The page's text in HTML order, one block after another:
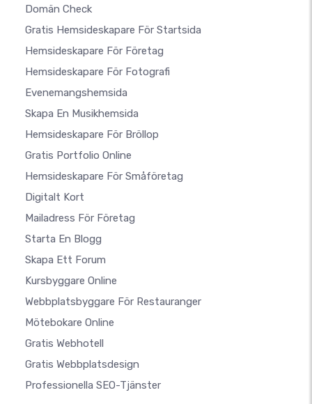
Domän Check
Gratis Hemsideskapare För Startsida
Hemsideskapare För Företag
Hemsideskapare För Fotografi
Evenemangshemsida
Skapa En Musikhemsida
Hemsideskapare För Bröllop
Gratis Portfolio Online
Hemsideskapare För Småföretag
Digitalt Kort
Mailadress För Företag
Starta En Blogg
Skapa Ett Forum
Kursbyggare Online
Webbplatsbyggare För Restauranger
Mötebokare Online
Gratis Webhotell
Gratis Webbplatsdesign
Professionella SEO-Tjänster